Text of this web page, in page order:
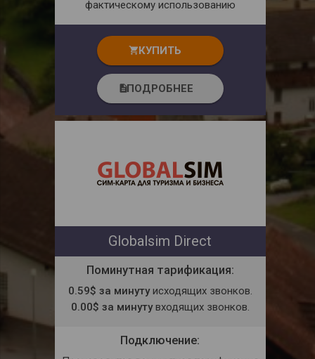
фактическому использованию
shopping_cart КУПИТЬ
descriptionПОДРОБНЕЕ
Globalsim Direct
Поминутная тарификация:
0.59$ за минутуисходящих звонков.
0.00$ за минутувходящих звонков.
Подключение: